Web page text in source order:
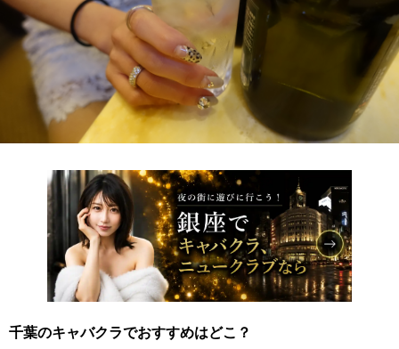
千葉のキャバクラでおすすめはどこ？